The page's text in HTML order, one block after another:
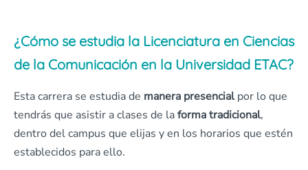
¿Cómo se estudia la Licenciatura en Ciencias
de la Comunicación en la Universidad ETAC?
Esta carrera se estudia de manera presencialpor lo que
tendrás que asistir a clases de laforma tradicional,
dentro del campus que elijas y en los horarios que estén
establecidos para ello.